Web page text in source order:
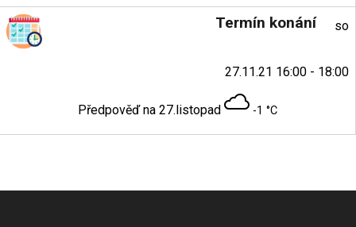
Termín konání so
27.11.21 16:00 - 18:00
Předpověď na 27.listopad -1 °C